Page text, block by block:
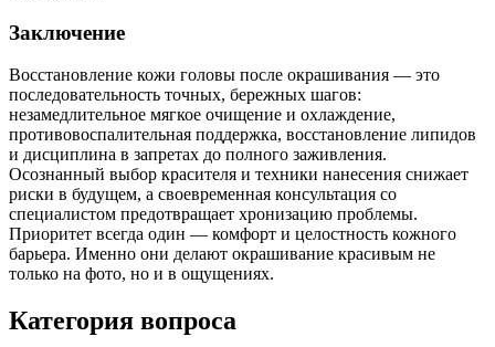
Заключение
Восстановление кожи головы после окрашивания — это
последовательность точных, бережных шагов:
незамедлительное мягкое очищение и охлаждение,
противовоспалительная поддержка, восстановление липидов
и дисциплина в запретах до полного заживления.
Осознанный выбор красителя и техники нанесения снижает
риски в будущем, а своевременная консультация со
специалистом предотвращает хронизацию проблемы.
Приоритет всегда один — комфорт и целостность кожного
барьера. Именно они делают окрашивание красивым не
только на фото, но и в ощущениях.
Категория вопроса